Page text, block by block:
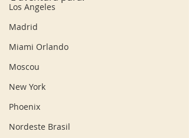
Los Angeles
Madrid
Miami Orlando
Moscou
New York
Phoenix
Nordeste Brasil